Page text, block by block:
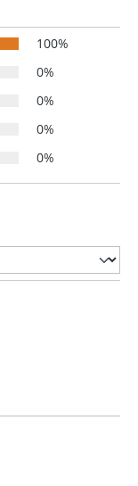
100%
0%
0%
0%
0%